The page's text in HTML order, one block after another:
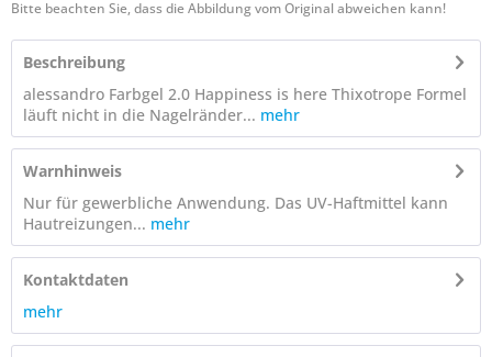
Bitte beachten Sie, dass die Abbildung vom Original abweichen kann!
Beschreibung
alessandro Farbgel 2.0 Happiness is here Thixotrope Formel
läuft nicht in die Nagelränder... mehr
Warnhinweis
Nur für gewerbliche Anwendung. Das UV-Haftmittel kann
Hautreizungen... mehr
Kontaktdaten
mehr